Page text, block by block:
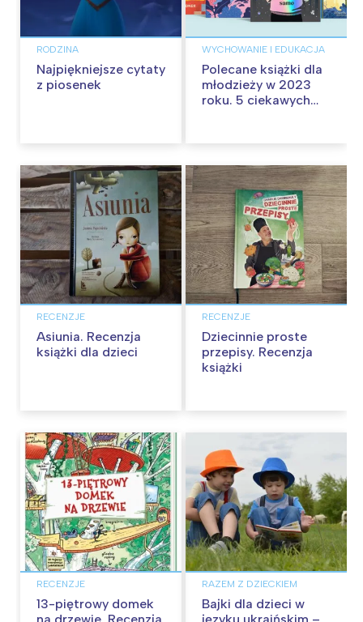
RODZINA
Najpiękniejsze cytaty
z piosenek
WYCHOWANIE I EDUKACJA
Polecane książki dla
młodzieży w 2023
roku. 5 ciekawych
RECENZJE
Asiunia. Recenzja
książki dla dzieci
RECENZJE
Dziecinnie proste
przepisy. Recenzja
książki
RECENZJE
13-piętrowy domek
na drzewie. Recenzja
RAZEM Z DZIECKIEM
Bajki dla dzieci w
języku ukraińskim –